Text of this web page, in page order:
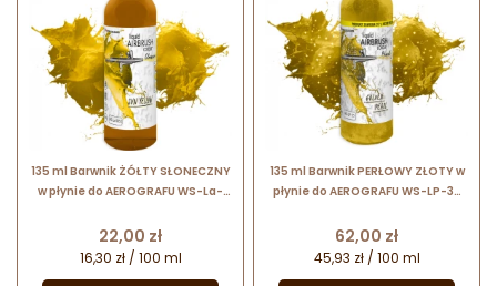
135 ml Barwnik ŻÓŁTY SŁONECZNY
w płynie do AEROGRAFU WS-La-
Cena
22,00 zł
16,30 zł / 100 ml
135 ml Barwnik PERŁOWY ZŁOTY w
płynie do AEROGRAFU WS-LP-35
Cena
62,00 zł
45,93 zł / 100 ml